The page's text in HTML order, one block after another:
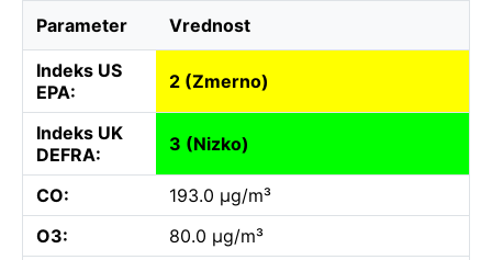
Parameter Vrednost
Indeks US
EPA:
2 (Zmerno)
Indeks UK
DEFRA:
3 (Nizko)
CO:
193.0 µg/m³
O3:
80.0 µg/m³